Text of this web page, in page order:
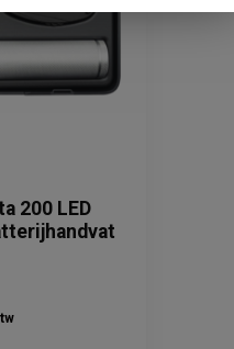
200 LED